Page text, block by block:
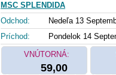
MSC SPLENDIDA
Odchod:
Nedeľa 13
Príchod:
Pondelok 14
VNÚTORNÁ:
59,00